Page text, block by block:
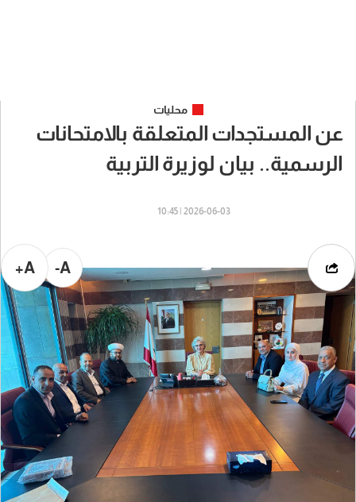
محليات
عن المستجدات المتعلقة بالامتحانات
الرسمية.. بيان لوزيرة التربية
2026-06-03 | 10:45
A-
A+